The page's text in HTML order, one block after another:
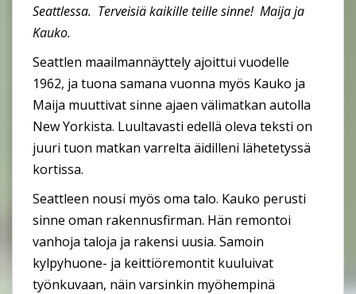
Seattlessa. Terveisiä kaikille teille sinne! Maija ja
Kauko.
Seattlen maailmannäyttely ajoittui vuodelle
1962, ja tuona samana vuonna myös Kauko ja
Maija muuttivat sinne ajaen välimatkan autolla
New Yorkista. Luultavasti edellä oleva teksti on
juuri tuon matkan varrelta äidilleni lähetetyssä
kortissa.
Seattleen nousi myös oma talo. Kauko perusti
sinne oman rakennusfirman. Hän remontoi
vanhoja taloja ja rakensi uusia. Samoin
kylpyhuone- ja keittiöremontit kuuluivat
työnkuvaan, näin varsinkin myöhempinä